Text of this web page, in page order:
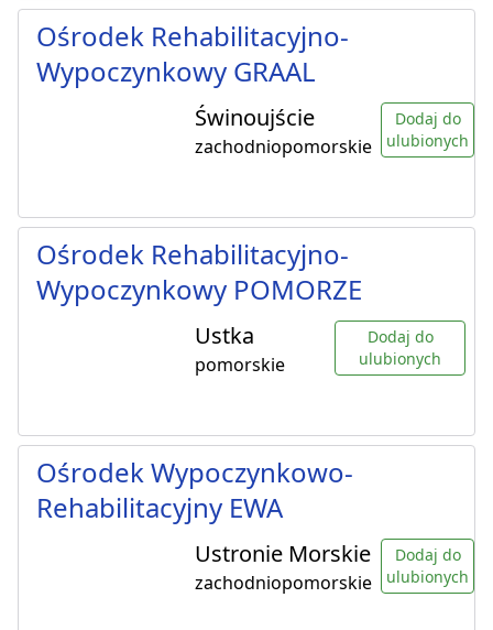
Ośrodek Rehabilitacyjno-
Wypoczynkowy GRAAL
Świnoujście
zachodniopomorskie
Dodaj do
ulubionych
Ośrodek Rehabilitacyjno-
Wypoczynkowy POMORZE
Ustka
pomorskie
Dodaj do
ulubionych
Ośrodek Wypoczynkowo-
Rehabilitacyjny EWA
Ustronie Morskie
zachodniopomorskie
Dodaj do
ulubionych